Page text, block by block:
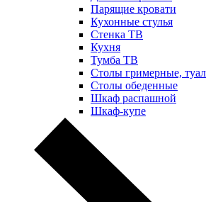
Парящие кровати
Кухонные стулья
Стенка ТВ
Кухня
Тумба ТВ
Столы гримерные,
Столы обеденные
Шкаф распашной
Шкаф-купе